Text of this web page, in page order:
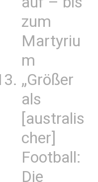
zum
Martyriu
m
„Größer
als
[australis
cher]
Football:
Die